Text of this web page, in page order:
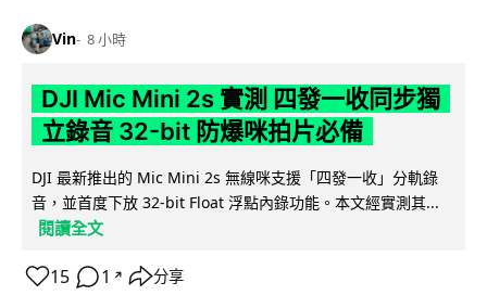
Vin 8 小時
DJI Mic Mini 2s 實測 四發一收同步獨
立錄音 32-bit 防爆咪拍片必備
DJI 最新推出的 Mic Mini 2s 無線咪支援「四發一收」分軌錄
音，並首度下放 32-bit Float 浮點內錄功能。本文經實測其...
閱讀全文
15 1 ↗ 分享